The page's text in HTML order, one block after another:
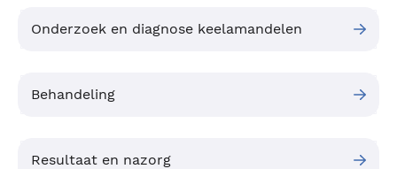
Onderzoek en diagnose keelamandelen
Behandeling
Resultaat en nazorg